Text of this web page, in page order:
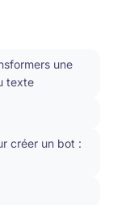
une
texte
créer un bot :